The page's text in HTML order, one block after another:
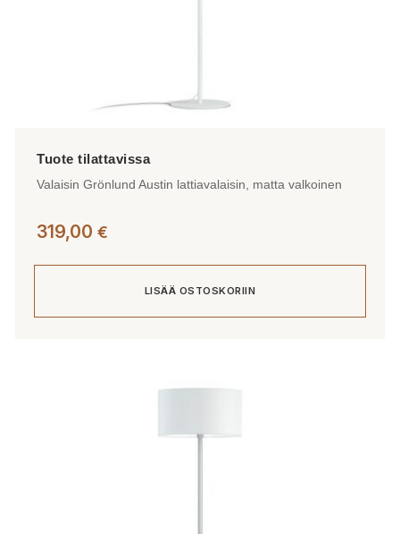
Valaisin Grönlund Austin lattiavalaisin, matta valkoinen
319,00 €
LISÄÄ OSTOSKORIIN